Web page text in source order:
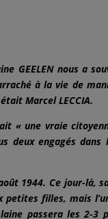
GEELEN nous a
à la vie de
Marcel LECCIA.
« une vraie
deux engagés
1944. Ce jour-là,
filles, mais
passera les 2-3